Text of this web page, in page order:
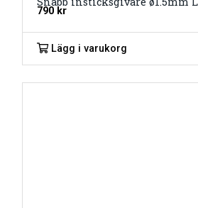
790 kr
Lägg i varukorg